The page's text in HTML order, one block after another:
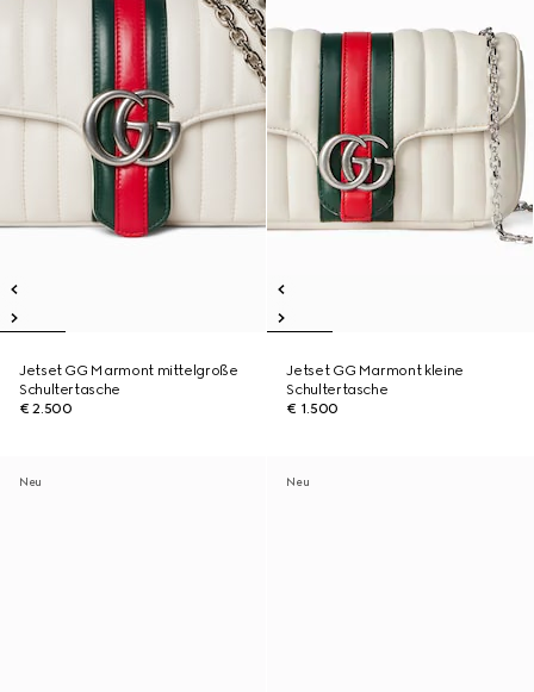
Jetset GG Marmont mittelgroße
Schultertasche
€ 2.500
Jetset GG Marmont kleine
Schultertasche
€ 1.500
Neu Neu